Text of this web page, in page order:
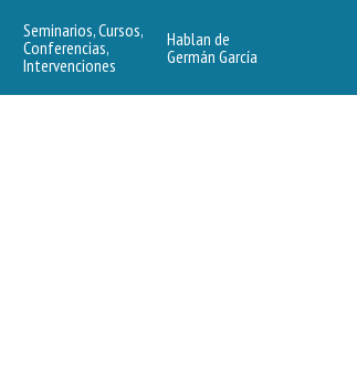
Seminarios, Cursos,
Conferencias,
Intervenciones
Hablan de
Germán García